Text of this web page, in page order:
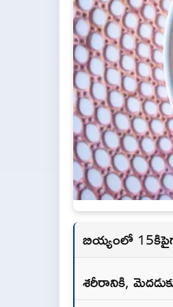
బియ్యంలో
శరీరానికి,